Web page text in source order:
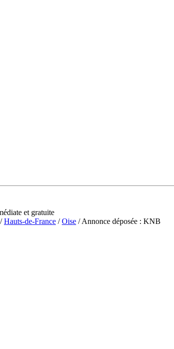
et gratuite
/Hauts-de-France /Oise / Annonce déposée : KNB